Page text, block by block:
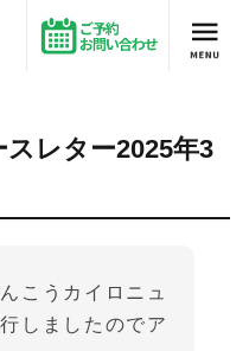
レター2025年3
こうカイロニュ
しましたのでア